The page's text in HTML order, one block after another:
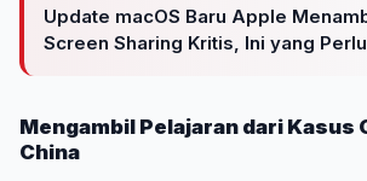
Update macOS Baru Apple
Screen Sharing Kritis, Ini yang
Mengambil Pelajaran dari Kasus
China